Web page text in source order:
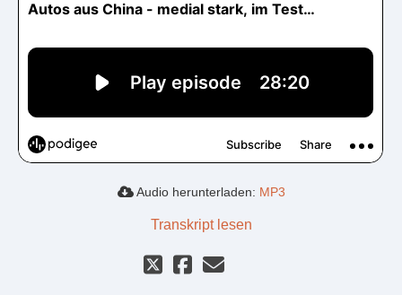
Audio herunterladen: MP3
Transkript lesen